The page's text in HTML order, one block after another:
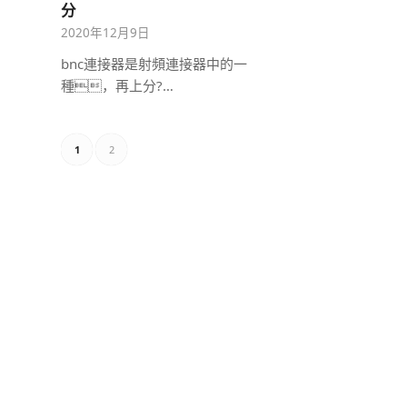
分
2020年12月9日
bnc連接器是射頻連接器中的一
種，再上分?…
1 2